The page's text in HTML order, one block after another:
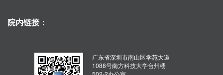
院内链接：
广东省深圳市南山区学苑大道
1088号南方科技大学台州楼